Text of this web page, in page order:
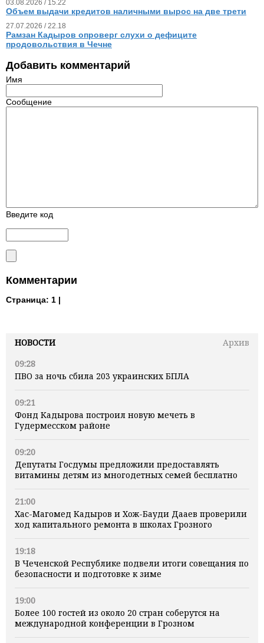
НОВОСТИ
Архив
09:28
ПВО за ночь сбила 203 украинских БПЛА
09:21
Фонд Кадырова построил новую мечеть в
Гудермесском районе
09:20
Депутаты Госдумы предложили предоставлять
витамины детям из многодетных семей бесплатно
21:00
Хас-Магомед Кадыров и Хож-Бауди Дааев проверили
ход капитального ремонта в школах Грозного
19:18
В Чеченской Республике подвели итоги совещания по
безопасности и подготовке к зиме
19:00
Более 100 гостей из около 20 стран соберутся на
международной конференции в Грозном
03.08.2026 / 15.22
Объем выдачи кредитов наличными вырос на две трети
27.07.2026 / 22.18
Рамзан Кадыров опроверг слухи о дефиците
продовольствия в Чечне
Добавить комментарий
Имя
Сообщение
Введите код
Комментарии
Страница: 1 |